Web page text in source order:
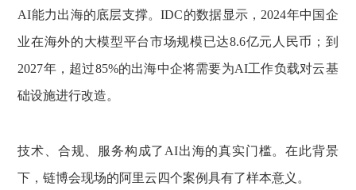
AI能力出海的底层支撑。IDC的数据显示，2024年中国企
业在海外的大模型平台市场规模已达8.6亿元人民币；到
2027年，超过85%的出海中企将需要为AI工作负载对云基
础设施进行改造。
技术、合规、服务构成了AI出海的真实门槛。在此背景
下，链博会现场的阿里云四个案例具有了样本意义。